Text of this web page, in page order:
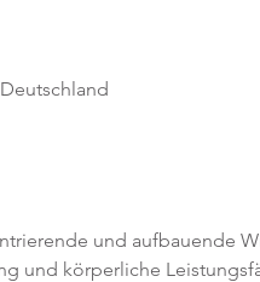
und aufbauende
und körperliche